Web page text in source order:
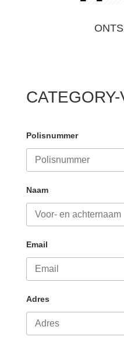
Polisnummer
Naam
Email
Adres